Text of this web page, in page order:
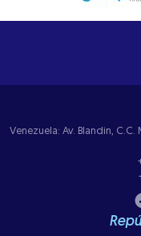
Venezuela: Av. Blandin, C.C.